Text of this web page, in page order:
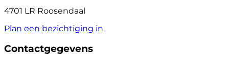
4701 LR Roosendaal
Plan een bezichtiging in
Contactgegevens